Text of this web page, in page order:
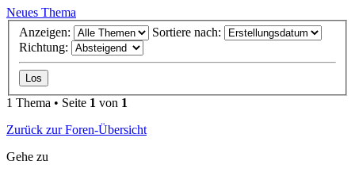
Neues Thema
Anzeigen:
Sortiere nach:
Richtung:
1 Thema • Seite 1 von 1
Zurück zur Foren-Übersicht
Gehe zu